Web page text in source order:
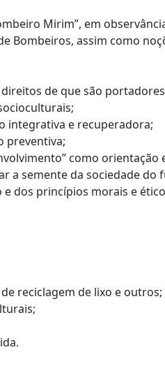
Mirim”, em
Bombeiros, assim como
de que são
integrativa e recuperadora;
preventiva;
como orientação
a semente da sociedade do
dos princípios morais e
reciclagem de lixo e outros;